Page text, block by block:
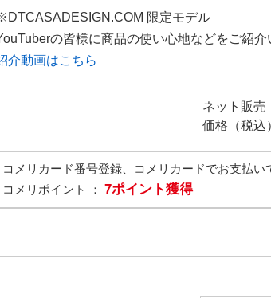
限定モデル
の皆様に商品の使い心地などをご紹介
介動画はこちら
ネット販売
価格（税込
コメリカード番号登録、コメリカードでお支払い
コメリポイント ： 7ポイント獲得